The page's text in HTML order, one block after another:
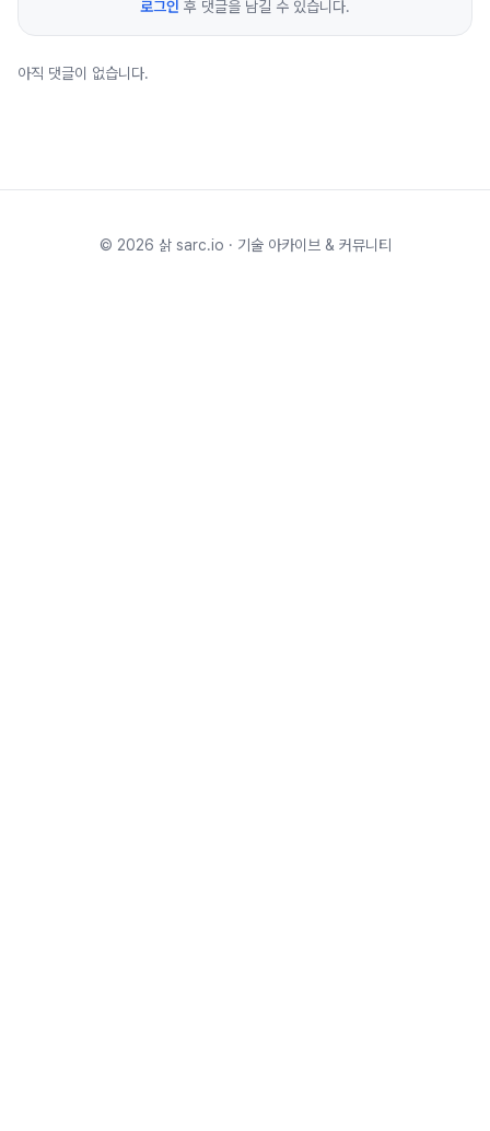
로그인 후 댓글을 남길 수 있습니다.
아직 댓글이 없습니다.
© 2026 삵 sarc.io · 기술 아카이브 & 커뮤니티